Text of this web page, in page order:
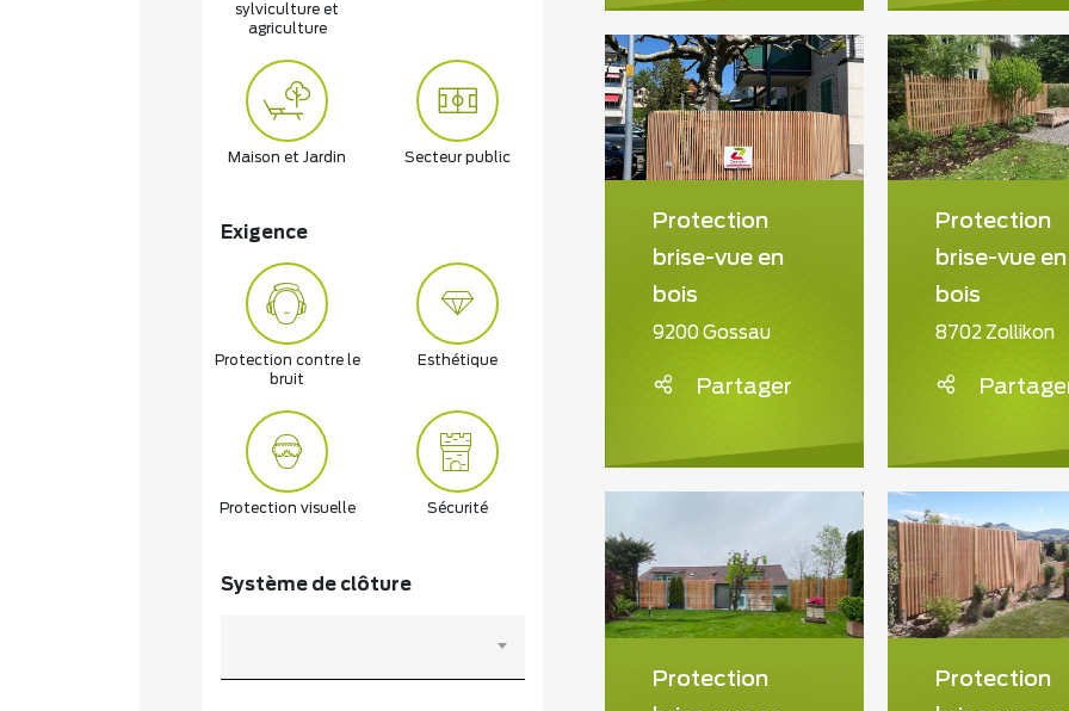
sylviculture et
agriculture
Maison et Jardin Secteur public
Exigence
Protection contre le
bruit
Esthétique
Protection visuelle Sécurité
Système de clôture
Protection
brise-vue en
bois
9200 Gossau
Partager
Protection
brise-vue en
bois
8702 Zollikon
Protection
Protection